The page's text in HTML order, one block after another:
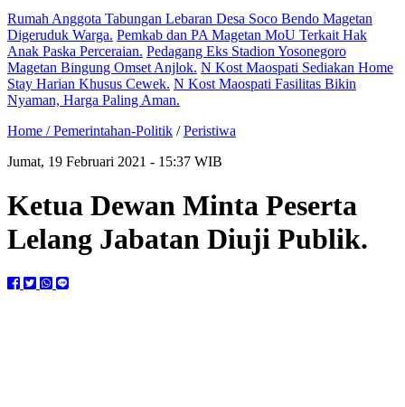
Rumah Anggota Tabungan Lebaran Desa Soco Bendo Magetan
Digeruduk Warga. Pemkab dan PA Magetan MoU Terkait Hak
Anak Paska Perceraian. Pedagang Eks Stadion Yosonegoro
Magetan Bingung Omset Anjlok. N Kost Maospati Sediakan Home
Stay Harian Khusus Cewek. N Kost Maospati Fasilitas Bikin
Nyaman, Harga Paling Aman.
Home /Pemerintahan-Politik /Peristiwa
Jumat, 19 Februari 2021 - 15:37 WIB
Ketua Dewan Minta Peserta
Lelang Jabatan Diuji Publik.